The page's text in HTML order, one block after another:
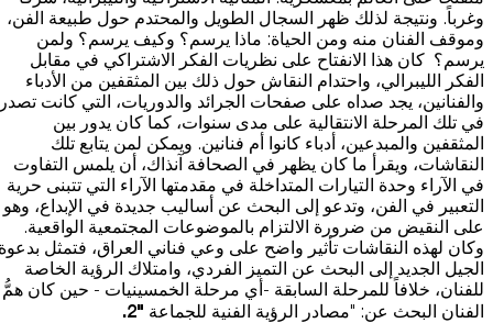
وغرباً. ونتيجة لذلك ظهر السجال الطويل والمحتدم حول طبيعة الفن،
وموقف الفنان منه ومن الحياة: ماذا يرسم؟ وكيف يرسم؟ ولمن
يرسم؟ كان هذا الانفتاح على نظريات الفكر الاشتراكي في مقابل
الفكر الليبرالي، واحتدام النقاش حول ذلك بين المثقفين من الأدباء
والفنانين، يجد صداه على صفحات الجرائد والدوريات، التي كانت تصدر
في تلك المرحلة الانتقالية على مدى سنوات، كما كان يدور بين
المثقفين والمبدعين، أدباء كانوا أم فنانين. ويمكن لمن يتابع تلك
النقاشات، ويقرأ ما كان يظهر في الصحافة آنذاك، أن يلمس التفاوت
في الآراء وحدة التيارات المتداخلة في مقدمتها الآراء التي تتبنى حرية
التعبير في الفن، وتدعو إلى البحث عن أساليب جديدة في الإبداع، وهو
على النقيض من ضرورة الالتزام بالموضوعات المجتمعية الواقعية.
وكان لهذه النقاشات تأثير واضح على وعي فناني العراق، فتمثل
الجيل الجديد إلى البحث عن التميز الفردي، وامتلاك الرؤية الخاصة
للفنان، خلافاً للمرحلة السابقة -أي مرحلة الخمسينيات - حين كان همُّ
الفنان البحث عن: "مصادر الرؤية الفنية للجماعة "2.